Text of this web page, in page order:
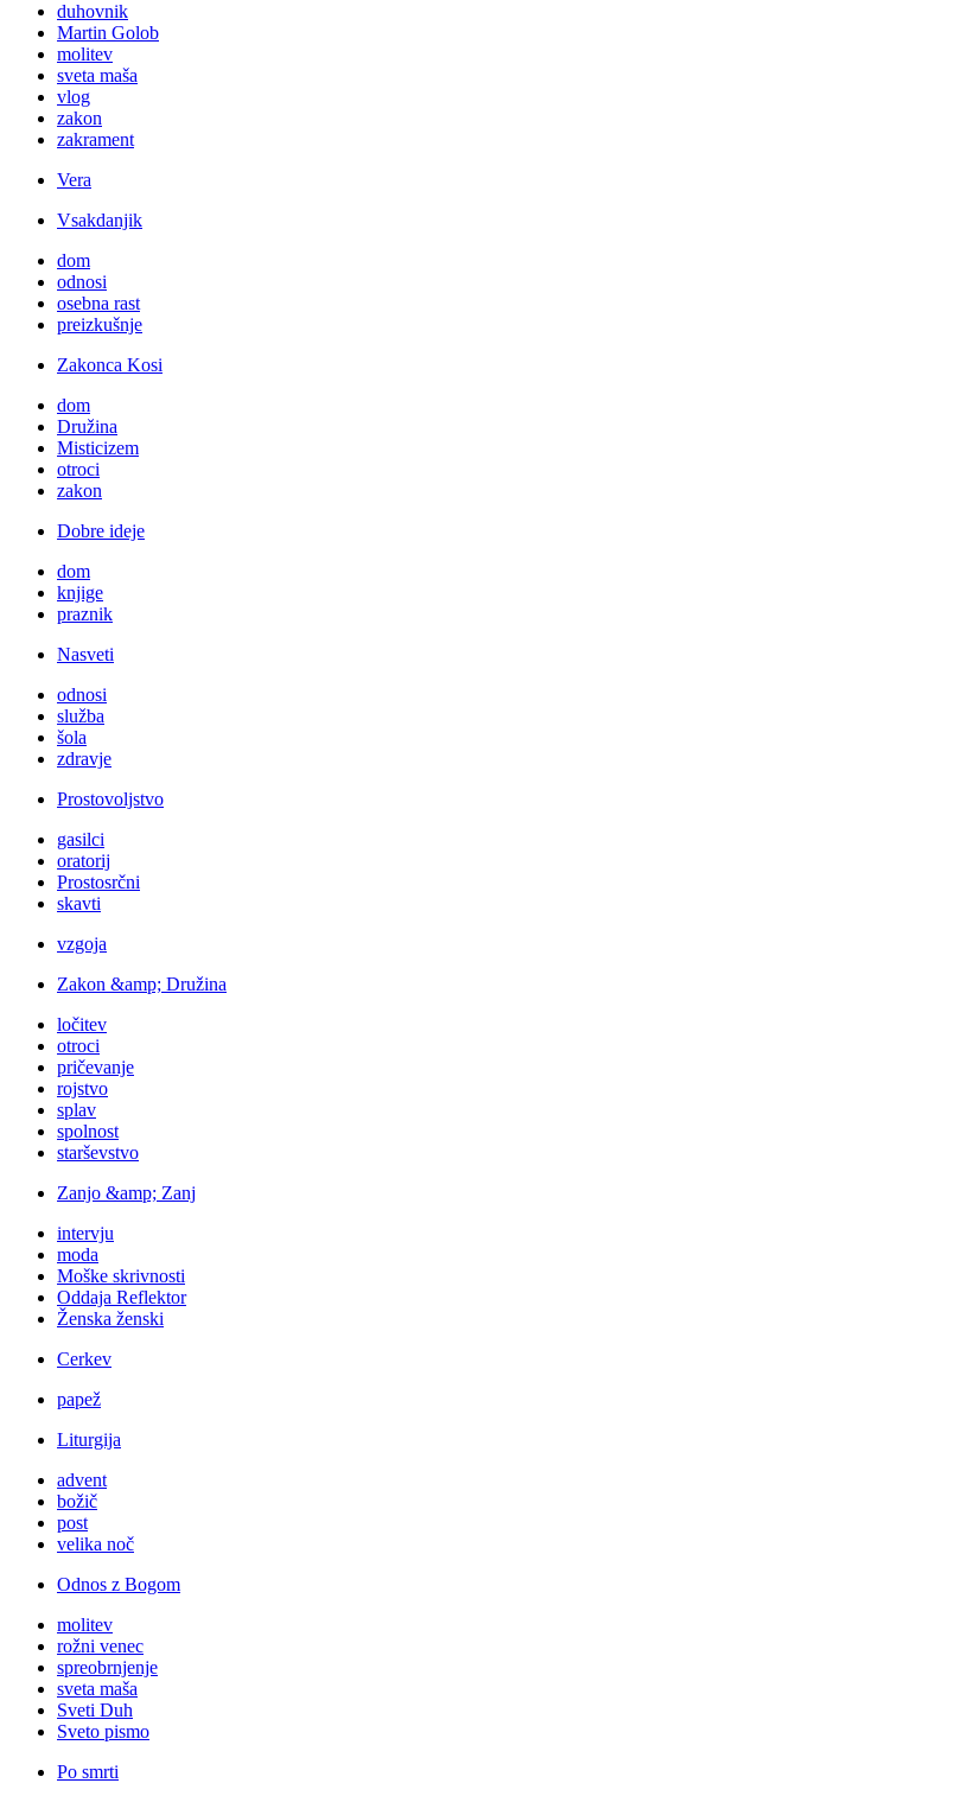
duhovnik
Martin Golob
molitev
sveta maša
vlog
zakon
zakrament
Vera
Vsakdanjik
dom
odnosi
osebna rast
preizkušnje
Zakonca Kosi
dom
Družina
Misticizem
otroci
zakon
Dobre ideje
dom
knjige
praznik
Nasveti
odnosi
služba
šola
zdravje
Prostovoljstvo
gasilci
oratorij
Prostosrčni
skavti
vzgoja
Zakon &amp; Družina
ločitev
otroci
pričevanje
rojstvo
splav
spolnost
starševstvo
Zanjo &amp; Zanj
intervju
moda
Moške skrivnosti
Oddaja Reflektor
Ženska ženski
Cerkev
papež
Liturgija
advent
božič
post
velika noč
Odnos z Bogom
molitev
rožni venec
spreobrnjenje
sveta maša
Sveti Duh
Sveto pismo
Po smrti